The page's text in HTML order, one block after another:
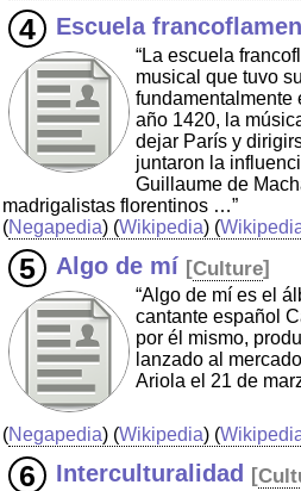
Escuela
“La escuela
musical que tuvo
fundamentalmente
año 1420, la
dejar París y
juntaron la
Guillaume de
madrigalistas florentinos …”
(Negapedia) (Wikipedia) (
Algo de mí [Culture]
“Algo de mí es el
cantante español
por él mismo,
lanzado al
Ariola el 21 de
(Negapedia) (Wikipedia) (
Interculturalidad [